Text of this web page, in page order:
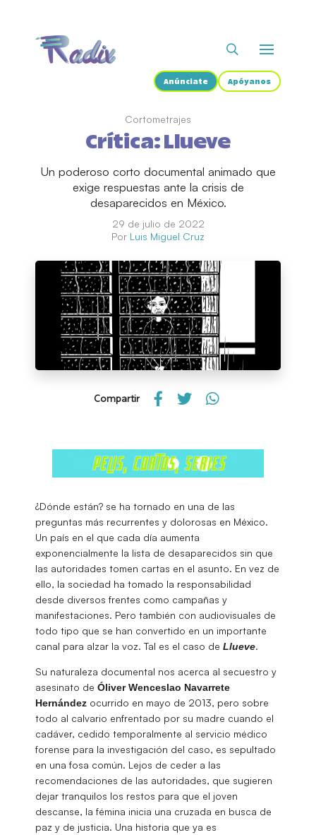
Anúnciate Apóyanos
Cortometrajes
Crítica: Llueve
Un poderoso corto documental animado que
exige respuestas ante la crisis de
desaparecidos en México.
29 de julio de 2022
Por Luis Miguel Cruz
Compartir
¿Dónde están? se ha tornado en una de las
preguntas más recurrentes y dolorosas en México.
Un país en el que cada día aumenta
exponencialmente la lista de desaparecidos sin que
las autoridades tomen cartas en el asunto. En vez de
ello, la sociedad ha tomado la responsabilidad
desde diversos frentes como campañas y
manifestaciones. Pero también con audiovisuales de
todo tipo que se han convertido en un importante
canal para alzar la voz. Tal es el caso de Llueve.
Su naturaleza documental nos acerca al secuestro y
asesinato de Óliver Wenceslao Navarrete
Hernández ocurrido en mayo de 2013, pero sobre
todo al calvario enfrentado por su madre cuando el
cadáver, cedido temporalmente al servicio médico
forense para la investigación del caso, es sepultado
en una fosa común. Lejos de ceder a las
recomendaciones de las autoridades, que sugieren
dejar tranquilos los restos para que el joven
descanse, la fémina inicia una cruzada en busca de
paz y de justicia. Una historia que ya es